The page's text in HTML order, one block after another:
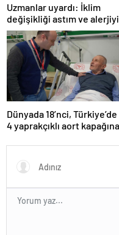
Uzmanlar uyardı: İklim
değişikliği astım ve alerjiyi
tetikliyor
Dünyada 18’nci,
4 yaprakçıklı aort kapağına